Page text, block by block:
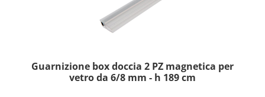
Guarnizione box doccia 2 PZ magnetica per
vetro da 6/8 mm - h 189 cm